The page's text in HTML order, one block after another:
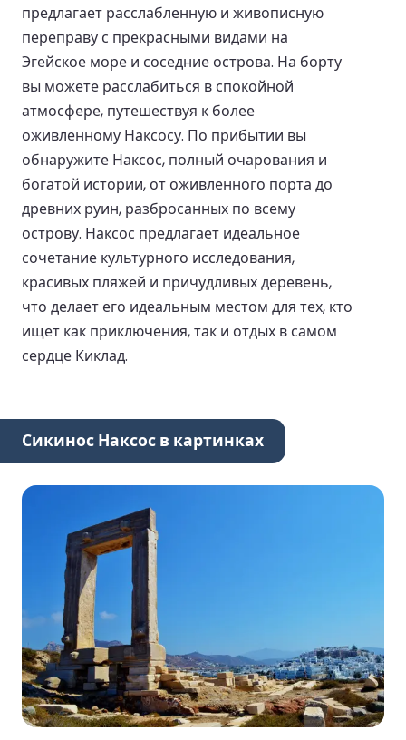
предлагает расслабленную и живописную
переправу с прекрасными видами на
Эгейское море и соседние острова. На борту
вы можете расслабиться в спокойной
атмосфере, путешествуя к более
оживленному Наксосу. По прибытии вы
обнаружите Наксос, полный очарования и
богатой истории, от оживленного порта до
древних руин, разбросанных по всему
острову. Наксос предлагает идеальное
сочетание культурного исследования,
красивых пляжей и причудливых деревень,
что делает его идеальным местом для тех, кто
ищет как приключения, так и отдых в самом
сердце Киклад.
Сикинос Наксос в картинках